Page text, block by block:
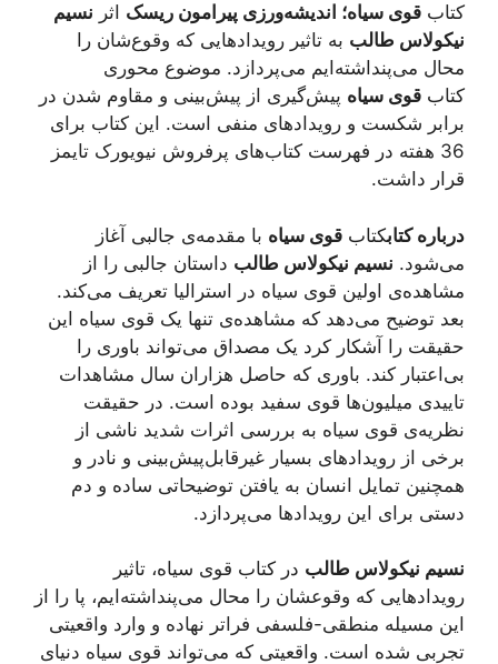
کتاب قوی سیاه؛ اندیشه‌ورزی پیرامون ریسک اثر نسیم
نیکولاس طالب به تاثیر رویدادهایی که وقوع‌شان را
محال می‌پنداشته‌ایم می‌پردازد. موضوع محوری
کتاب قوی سیاه پیش‌گیری از پیش‌بینی و مقاوم شدن در
برابر شکست و رویدادهای منفی است. این کتاب برای
36 هفته در فهرست کتاب‌های پرفروش نیویورک تایمز
قرار داشت.
درباره کتابکتاب قوی سیاه با مقدمه‌ی جالبی آغاز
می‌شود. نسیم نیکولاس طالب داستان جالبی را از
مشاهده‌ی اولین قوی سیاه در استرالیا تعریف می‌کند.
بعد توضیح می‌دهد که مشاهده‌ی تنها یک قوی سیاه این
حقیقت را آشکار کرد یک مصداق می‌تواند باوری را
بی‌اعتبار کند. باوری که حاصل هزاران سال مشاهدات
تاییدی میلیون‌ها قوی سفید بوده است. در حقیقت
نظریه‌ی قوی سیاه به بررسی اثرات شدید ناشی از
برخی از رویدادهای بسیار غیرقابل‌پیش‌بینی و نادر و
همچنین تمایل انسان به یافتن توضیحاتی ساده و دم
دستی برای این رویدادها می‌پردازد.
نسیم نیکولاس طالب در کتاب قوی سیاه، تاثیر
رویدادهایی که وقوعشان را محال می‌پنداشته‌ایم، پا را از
این مسيله منطقی-فلسفی فراتر نهاده و وارد واقعیتی
تجربی شده است. واقعیتی که می‌تواند قوی سیاه دنیای